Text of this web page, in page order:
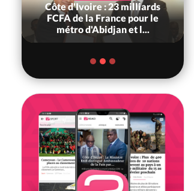
Côte d'Ivoire : 23 milliards
FCFA de la France pour le
métro d'Abidjan et l...